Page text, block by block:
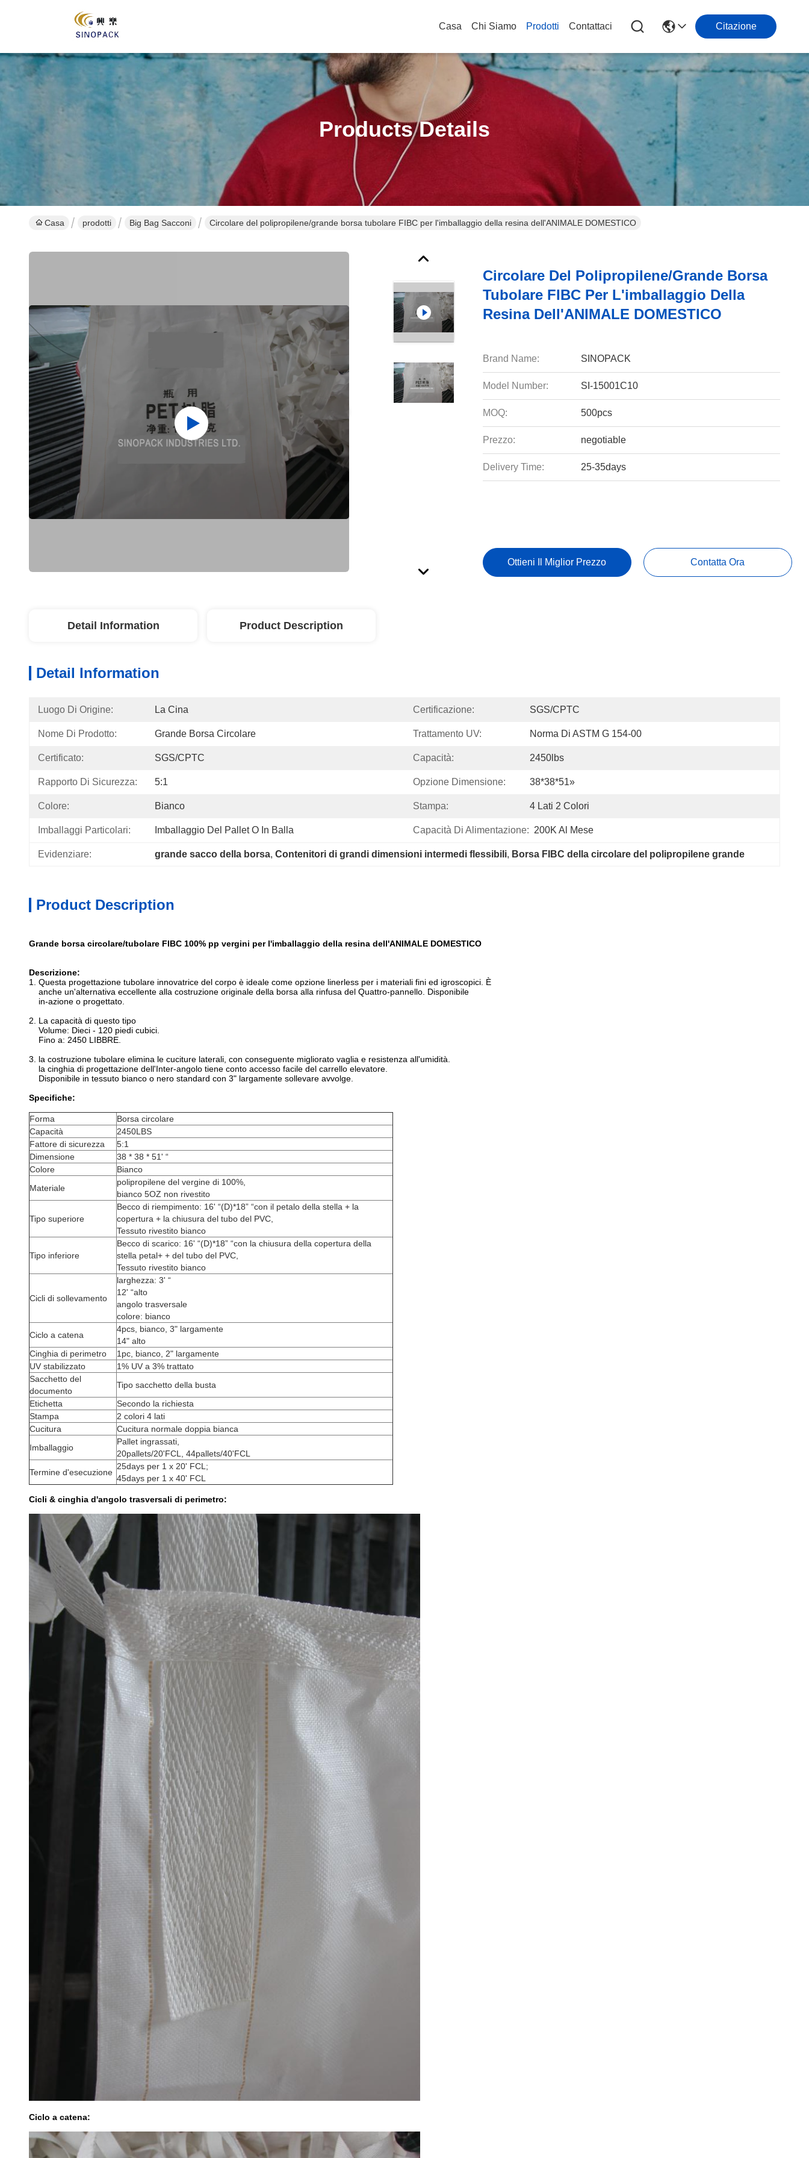
Casa Chi Siamo Prodotti Contattaci Citazione
Products Details
Casa prodotti Big Bag Sacconi Circolare del polipropilene/grande borsa tubolare FIBC per l'imballaggio della resina dell'ANIMALE DOMESTICO
Circolare Del Polipropilene/grande Borsa
Tubolare FIBC Per L'imballaggio Della
Resina Dell'ANIMALE DOMESTICO
Brand Name: SINOPACK
Model Number: SI-15001C10
MOQ: 500pcs
Prezzo: negotiable
Delivery Time: 25-35days
Ottieni Il Miglior Prezzo Contatta Ora
Detail Information Product Description
Detail Information
Luogo Di Origine: La Cina Certificazione: SGS/CPTC
Nome Di Prodotto: Grande Borsa Circolare Trattamento UV: Norma Di ASTM G 154-00
Certificato: SGS/CPTC Capacità: 2450lbs
Rapporto Di Sicurezza: 5:1 Opzione Dimensione: 38*38*51»
Colore: Bianco Stampa: 4 Lati 2 Colori
Imballaggi Particolari: Imballaggio Del Pallet O In Balla Capacità Di Alimentazione: 200K Al Mese
Evidenziare: grande sacco della borsa, Contenitori di grandi dimensioni intermedi flessibili, Borsa FIBC della circolare del polipropilene grande
Product Description
Grande borsa circolare/tubolare FIBC 100% pp vergini per l'imballaggio della resina dell'ANIMALE DOMESTICO
Descrizione:
1. Questa progettazione tubolare innovatrice del corpo è ideale come opzione linerless per i materiali fini ed igroscopici. È
anche un'alternativa eccellente alla costruzione originale della borsa alla rinfusa del Quattro-pannello. Disponibile
in-azione o progettato.
2. La capacità di questo tipo
Volume: Dieci - 120 piedi cubici.
Fino a: 2450 LIBBRE.
3. la costruzione tubolare elimina le cuciture laterali, con conseguente migliorato vaglia e resistenza all'umidità.
la cinghia di progettazione dell'Inter-angolo tiene conto accesso facile del carrello elevatore.
Disponibile in tessuto bianco o nero standard con 3" largamente sollevare avvolge.
Specifiche:
Forma
Borsa circolare
Capacità
2450LBS
Fattore di sicurezza
5:1
Dimensione
38 * 38 * 51' “
Colore
Bianco
Materiale
polipropilene del vergine di 100%,
bianco 5OZ non rivestito
Tipo superiore
Becco di riempimento: 16' “(D)*18” “con il petalo della stella + la
copertura + la chiusura del tubo del PVC,
Tessuto rivestito bianco
Tipo inferiore
Becco di scarico: 16' “(D)*18” “con la chiusura della copertura della
stella petal+ + del tubo del PVC,
Tessuto rivestito bianco
Cicli di sollevamento
larghezza: 3' “
12' “alto
angolo trasversale
colore: bianco
Ciclo a catena
4pcs, bianco, 3" largamente
14" alto
Cinghia di perimetro
1pc, bianco, 2" largamente
UV stabilizzato
1% UV a 3% trattato
Sacchetto del
documento
Tipo sacchetto della busta
Etichetta
Secondo la richiesta
Stampa
2 colori 4 lati
Cucitura
Cucitura normale doppia bianca
Imballaggio
Pallet ingrassati,
20pallets/20'FCL, 44pallets/40'FCL
Termine d'esecuzione
25days per 1 x 20' FCL;
45days per 1 x 40' FCL
Cicli & cinghia d'angolo trasversali di perimetro:
Ciclo a catena: